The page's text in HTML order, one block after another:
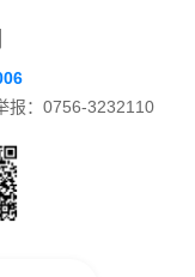
报：0756-3232110